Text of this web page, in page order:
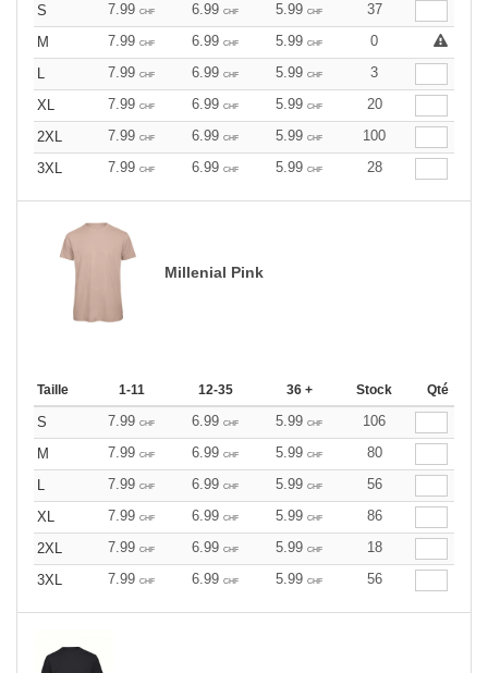
S 7.99 CHF 6.99 CHF 5.99 CHF
37
M
7.99 CHF 6.99 CHF 5.99 CHF
0
L
7.99 CHF 6.99 CHF 5.99 CHF
3
XL
7.99 CHF 6.99 CHF 5.99 CHF
20
2XL
7.99 CHF 6.99 CHF 5.99 CHF
100
3XL
7.99 CHF 6.99 CHF 5.99 CHF 28
Millenial Pink
Taille 1-11 12-35 36 + Stock Qté
S 7.99 CHF 6.99 CHF 5.99 CHF
106
M
7.99 CHF 6.99 CHF 5.99 CHF
80
L
7.99 CHF 6.99 CHF 5.99 CHF
56
XL
7.99 CHF 6.99 CHF 5.99 CHF
86
2XL
7.99 CHF 6.99 CHF 5.99 CHF
18
3XL
7.99 CHF 6.99 CHF 5.99 CHF 56